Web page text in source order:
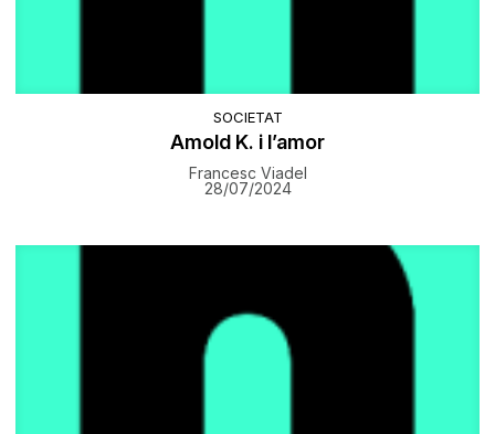
SOCIETAT
Amold K. i l’amor
Francesc Viadel
28/07/2024